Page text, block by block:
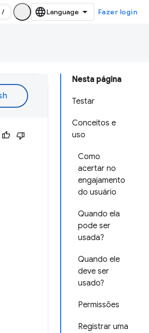
/ Fazer login
Nesta página
Testar
Conceitos e
uso
Como
acertar no
engajamento
do usuário
Quando ela
pode ser
usada?
Quando ele
deve ser
usado?
Permissões
Registrar uma